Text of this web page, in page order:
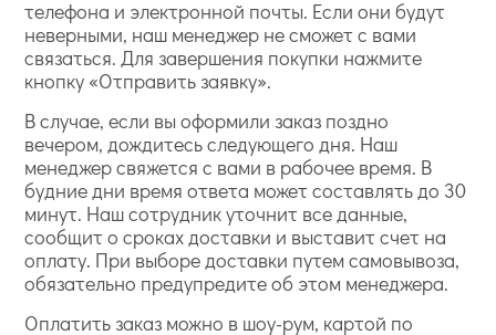
телефона и электронной почты. Если они будут
неверными, наш менеджер не сможет с вами
связаться. Для завершения покупки нажмите
кнопку «Отправить заявку».
В случае, если вы оформили заказ поздно
вечером, дождитесь следующего дня. Наш
менеджер свяжется с вами в рабочее время. В
будние дни время ответа может составлять до 30
минут. Наш сотрудник уточнит все данные,
сообщит о сроках доставки и выставит счет на
оплату. При выборе доставки путем самовывоза,
обязательно предупредите об этом менеджера.
Оплатить заказ можно в шоу-рум, картой по